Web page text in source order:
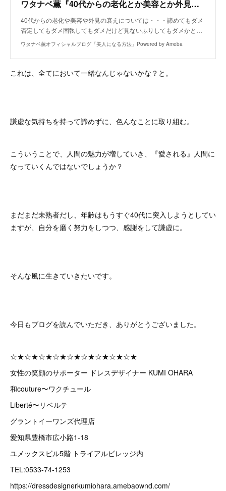
ワタナベ薫『40代からの老化とか美容とか外見の衰えやら・・・』
40代からの老化や美容や外見の衰えについては・・・諦めてもダメ
否定してもダメ固執してもダメだけど見ないふりしてもダメかと…
ワタナベ薫オフィシャルブログ「美人になる方法」Powered by Ameba
これは、全てにおいて一緒なんじゃないかな？と。
謙虚な気持ちを持って諦めずに、色んなことに取り組む。
こういうことで、人間の魅力が増していき、『愛される』人間に
なっていくんではないでしょうか？
まだまだ未熟者だし、年齢はもうすぐ40代に突入しようとしてい
ますが、自分を磨く努力をしつつ、感謝をして謙虚に。
そんな風に生きていきたいです。
今日もブログを読んでいただき、ありがとうございました。
☆★☆★☆★☆★☆★☆★☆★☆★☆★
女性の笑顔のサポーター ドレスデザイナー KUMI OHARA
和couture〜ワクチュール
Liberté〜リベルテ
グラントイーワンズ代理店
愛知県豊橋市広小路1-18
ユメックスビル5階 トライアルビレッジ内
TEL:0533-74-1253
https://dressdesignerkumiohara.amebaownd.com/